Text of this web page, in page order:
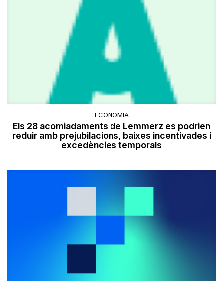
ECONOMIA
Els 28 acomiadaments de Lemmerz es podrien
reduir amb prejubilacions, baixes incentivades i
excedències temporals